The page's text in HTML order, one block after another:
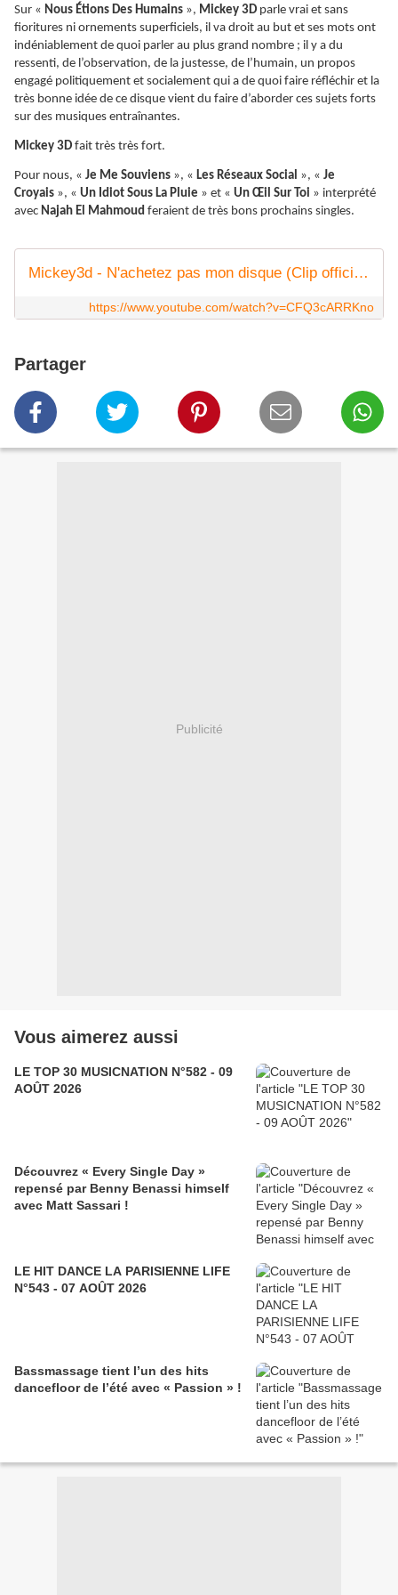
Sur « Nous Étions Des Humains », Mickey 3D parle vrai et sans
fioritures ni ornements superficiels, il va droit au but et ses mots ont
indéniablement de quoi parler au plus grand nombre ; il y a du
ressenti, de l’observation, de la justesse, de l’humain, un propos
engagé politiquement et socialement qui a de quoi faire réfléchir et la
très bonne idée de ce disque vient du faire d’aborder ces sujets forts
sur des musiques entraînantes.
Mickey 3D fait très très fort.
Pour nous, « Je Me Souviens », « Les Réseaux Social », « Je
Croyais », « Un Idiot Sous La Pluie » et « Un Œil Sur Toi » interprété
avec Najah El Mahmoud feraient de très bons prochains singles.
Mickey3d - N'achetez pas mon disque (Clip officiel)
https://www.youtube.com/watch?v=CFQ3cARRKno
Partager
Publicité
Vous aimerez aussi
LE TOP 30 MUSICNATION N°582 - 09
AOÛT 2026
Découvrez « Every Single Day »
repensé par Benny Benassi himself
avec Matt Sassari !
LE HIT DANCE LA PARISIENNE LIFE
N°543 - 07 AOÛT 2026
Bassmassage tient l’un des hits
dancefloor de l’été avec « Passion » !